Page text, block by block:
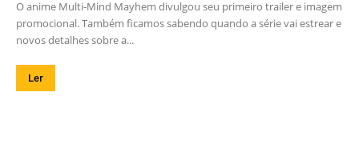
O anime Multi-Mind Mayhem divulgou seu primeiro trailer e imagem
promocional. Também ficamos sabendo quando a série vai estrear e
novos detalhes sobre a...
Ler